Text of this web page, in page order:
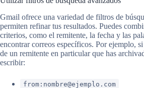
Gmail ofrece una variedad de filtros de
permiten refinar tus resultados. Puedes
criterios, como el remitente, la fecha y las
encontrar correos específicos. Por ejemplo,
de un remitente en particular que has
escribir:
from:nombre@ejemplo.com